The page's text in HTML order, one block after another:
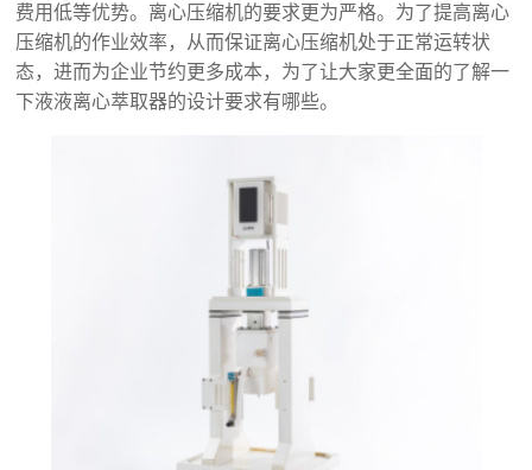
费用低等优势。离心压缩机的要求更为严格。为了提高离心
压缩机的作业效率，从而保证离心压缩机处于正常运转状
态，进而为企业节约更多成本，为了让大家更全面的了解一
下液液离心萃取器的设计要求有哪些。‍